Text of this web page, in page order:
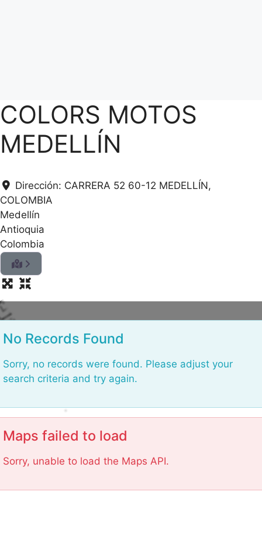
COLORS MOTOS
MEDELLÍN
Dirección: CARRERA 52 60-12 MEDELLÍN,
COLOMBIA
Medellín
Antioquia
Colombia
No Records Found
Sorry, no records were found. Please adjust your
search criteria and try again.
Maps failed to load
Sorry, unable to load the Maps API.